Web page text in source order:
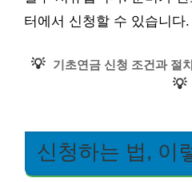
터에서 신청할 수 있습니다.
💡 기초연금 신청 조건과 절
💡
신청하는 법, 이